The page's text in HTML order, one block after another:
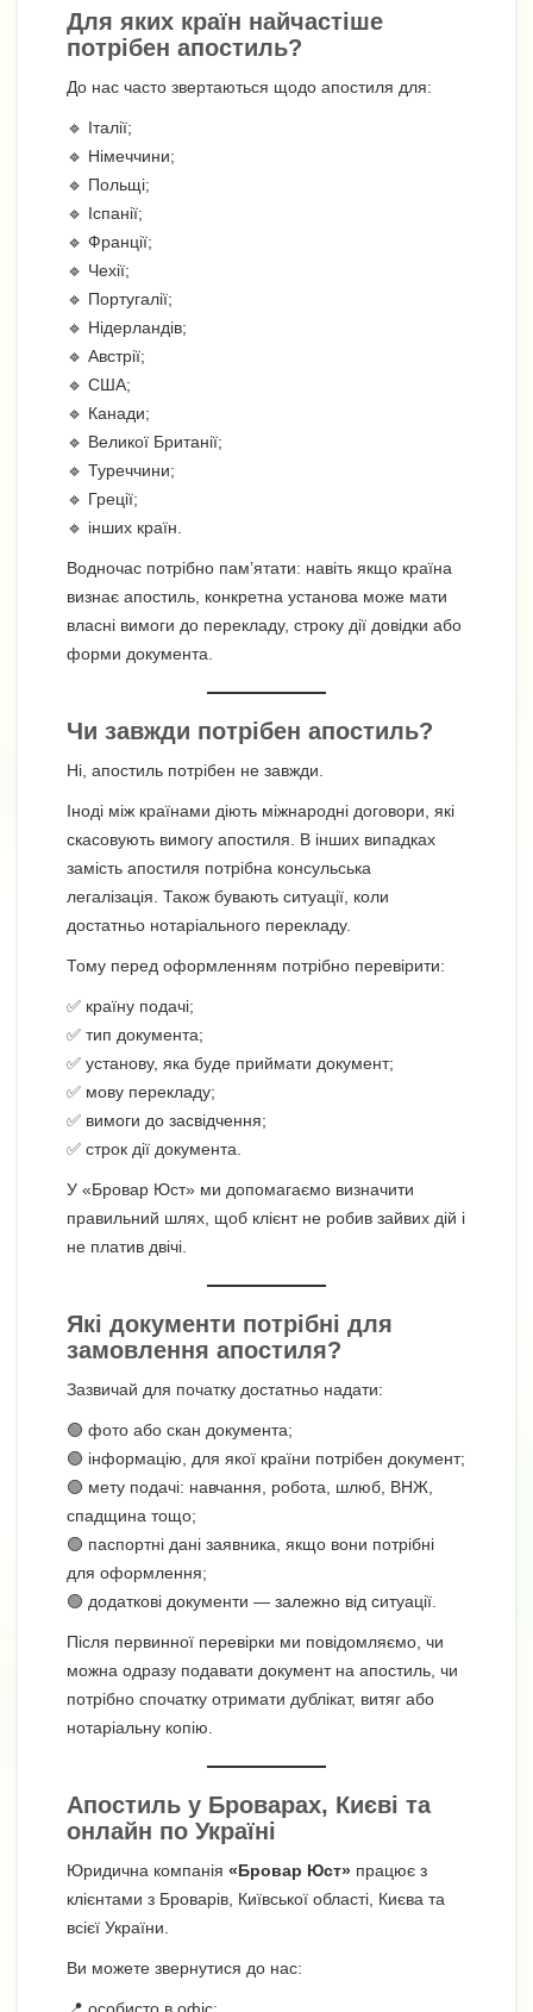
Для яких країн найчастіше
потрібен апостиль?
До нас часто звертаються щодо апостиля для:
🔹 Італії;
🔹 Німеччини;
🔹 Польщі;
🔹 Іспанії;
🔹 Франції;
🔹 Чехії;
🔹 Португалії;
🔹 Нідерландів;
🔹 Австрії;
🔹 США;
🔹 Канади;
🔹 Великої Британії;
🔹 Туреччини;
🔹 Греції;
🔹 інших країн.
Водночас потрібно пам’ятати: навіть якщо країна
визнає апостиль, конкретна установа може мати
власні вимоги до перекладу, строку дії довідки або
форми документа.
Чи завжди потрібен апостиль?
Ні, апостиль потрібен не завжди.
Іноді між країнами діють міжнародні договори, які
скасовують вимогу апостиля. В інших випадках
замість апостиля потрібна консульська
легалізація. Також бувають ситуації, коли
достатньо нотаріального перекладу.
Тому перед оформленням потрібно перевірити:
✅ країну подачі;
✅ тип документа;
✅ установу, яка буде приймати документ;
✅ мову перекладу;
✅ вимоги до засвідчення;
✅ строк дії документа.
У «Бровар Юст» ми допомагаємо визначити
правильний шлях, щоб клієнт не робив зайвих дій і
не платив двічі.
Які документи потрібні для
замовлення апостиля?
Зазвичай для початку достатньо надати:
🟢 фото або скан документа;
🟢 інформацію, для якої країни потрібен документ;
🟢 мету подачі: навчання, робота, шлюб, ВНЖ,
спадщина тощо;
🟢 паспортні дані заявника, якщо вони потрібні
для оформлення;
🟢 додаткові документи — залежно від ситуації.
Після первинної перевірки ми повідомляємо, чи
можна одразу подавати документ на апостиль, чи
потрібно спочатку отримати дублікат, витяг або
нотаріальну копію.
Апостиль у Броварах, Києві та
онлайн по Україні
Юридична компанія «Бровар Юст» працює з
клієнтами з Броварів, Київської області, Києва та
всієї України.
Ви можете звернутися до нас:
📍 особисто в офіс;